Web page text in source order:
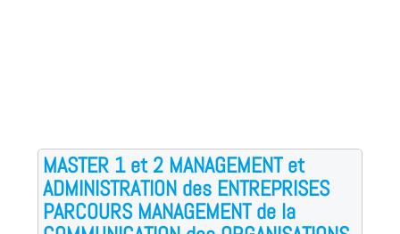
MASTER 1 et 2 MANAGEMENT et
ADMINISTRATION des ENTREPRISES
PARCOURS MANAGEMENT de la